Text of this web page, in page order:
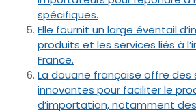
spécifiques.
Elle fournit un large éventail
produits et les services liés à
France.
La douane française offre des
innovantes pour faciliter le
d’importation, notamment